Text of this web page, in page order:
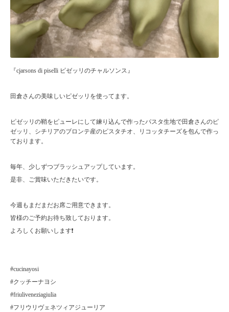
『cjarsons di piselli ピゼッリのチャルソンス』
田倉さんの美味しいピゼッリを使ってます。
ピゼッリの鞘をピューレにして練り込んで作ったパスタ生地で田倉さんのピ
ゼッリ、シチリアのブロンテ産のピスタチオ、リコッタチーズを包んで作っ
ております。
毎年、少しずつブラッシュアップしています。
是非、ご賞味いただきたいです。
今週もまだまだお席ご用意できます。
皆様のご予約お待ち致しております。
よろしくお願いします❗️
#cucinayosi
#クッチーナヨシ
#friuliveneziagiulia
#フリウリヴェネツィアジューリア